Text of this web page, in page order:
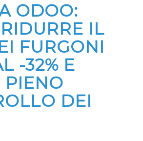
ODOO:
IL
FURGONI
-32% E
PIENO
DEI